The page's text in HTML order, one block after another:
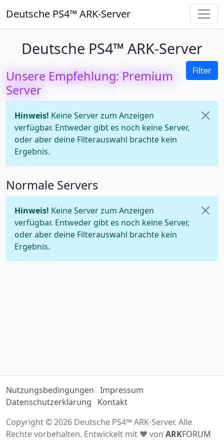
Deutsche PS4™ ARK-Server
Deutsche PS4™ ARK-Server
Filter
Unsere Empfehlung: Premium
Server
Hinweis! Keine Server zum Anzeigen
verfügbar. Entweder gibt es noch keine Server,
oder aber deine Filterauswahl brachte kein
Ergebnis.
Normale Servers
Hinweis! Keine Server zum Anzeigen
verfügbar. Entweder gibt es noch keine Server,
oder aber deine Filterauswahl brachte kein
Ergebnis.
Nutzungsbedingungen Impressum
Datenschutzerklärung
Kontakt
Copyright © 2026 Deutsche PS4™ ARK-Server. Alle
Rechte vorbehalten. Entwickelt mit ♥ von ARKFORUM